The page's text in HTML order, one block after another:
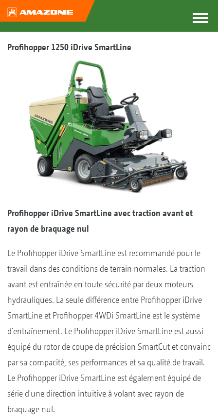
Profihopper 1250 iDrive SmartLine
Profihopper iDrive SmartLine avec traction avant et
rayon de braquage nul
Le Profihopper iDrive SmartLine est recommandé pour le
travail dans des conditions de terrain normales. La traction
avant est entraînée en toute sécurité par deux moteurs
hydrauliques. La seule différence entre Profihopper iDrive
SmartLine et Profihopper 4WDi SmartLine est le système
d'entraînement. Le Profihopper iDrive SmartLine est aussi
équipé du rotor de coupe de précision SmartCut et convainc
par sa compacité, ses performances et sa qualité de travail.
Le Profihopper iDrive SmartLine est également équipé de
série d'une direction intuitive à volant avec rayon de
braquage nul.